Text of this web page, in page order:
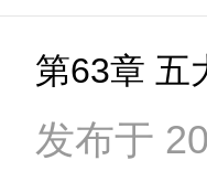
第63章 五
发布于